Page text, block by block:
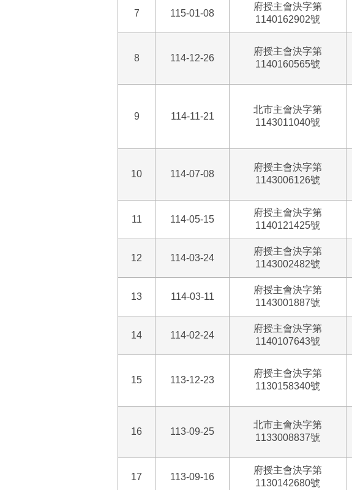
7 115-01-08
府授主會決字第
1140162902號
8 114-12-26
府授主會決字第
1140160565號
9 114-11-21
北市主會決字第
1143011040號
10 114-07-08
府授主會決字第
1143006126號
11 114-05-15
府授主會決字第
1140121425號
12 114-03-24
府授主會決字第
1143002482號
13 114-03-11
府授主會決字第
1143001887號
14 114-02-24
府授主會決字第
1140107643號
15 113-12-23
府授主會決字第
1130158340號
16 113-09-25
北市主會決字第
1133008837號
17 113-09-16
府授主會決字第
1130142680號